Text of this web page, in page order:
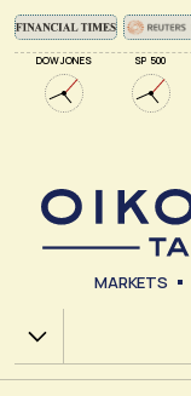
DOW JONES SP 500
MARKETS
Χ.Α.